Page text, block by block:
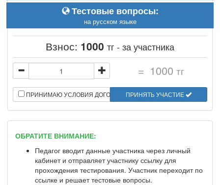
Тестовые вопросы:
на русском языке
Взнос: 1000 тг - за участника
= 1000 тг
ПРИНИМАЮ УСЛОВИЯ ДОГОВОРА ПРИНЯТЬ УЧАСТИЕ
ОБРАТИТЕ ВНИМАНИЕ:
Педагог вводит данные участника через личный
кабинет и отправляет участнику ссылку для
прохождения тестирования. Участник переходит по
ссылке и решает тестовые вопросы.